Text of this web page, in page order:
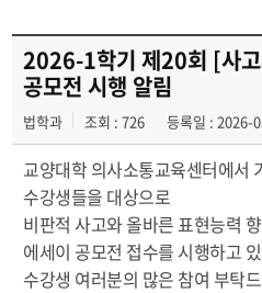
2026-1학기 제20회 [사
공모전 시행 알림
법학과 조회 : 726 등록일 : 2026-
교양대학 의사소통교육센터에서
수강생들을 대상으로
비판적 사고와 올바른 표현능력
에세이 공모전 접수를 시행하고
수강생 여러분의 많은 참여 부탁